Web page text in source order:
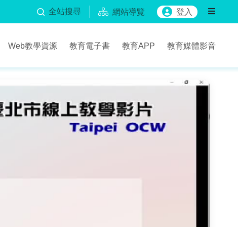
全站搜尋 網站導覽 登入
Web教學資源 教育電子書 教育APP 教育媒體影音